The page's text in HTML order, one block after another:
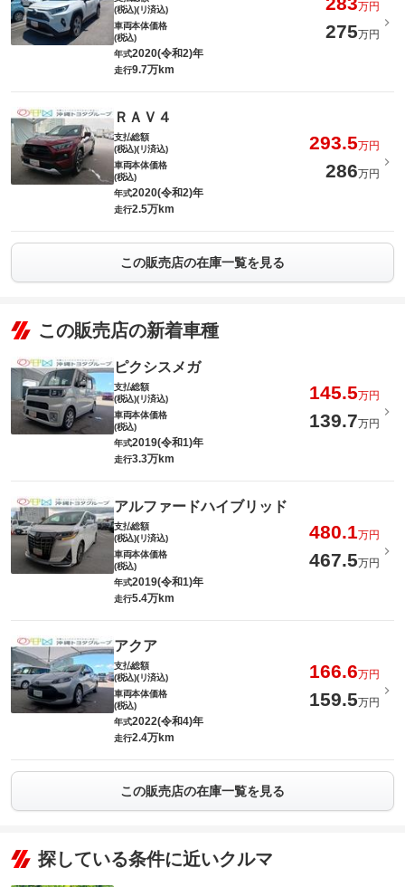
(税込)(リ済込)
万円
車両本体価格
(税込)
275万円
年式2020(令和2)年
走行9.7万km
ＲＡＶ４
支払総額
(税込)(リ済込)
293.5万円
車両本体価格
(税込)
286万円
年式2020(令和2)年
走行2.5万km
この販売店の在庫一覧を見る
この販売店の新着車種
ピクシスメガ
支払総額
(税込)(リ済込)
145.5万円
車両本体価格
(税込)
139.7万円
年式2019(令和1)年
走行3.3万km
アルファードハイブリッド
支払総額
(税込)(リ済込)
480.1万円
車両本体価格
(税込)
467.5万円
年式2019(令和1)年
走行5.4万km
アクア
支払総額
(税込)(リ済込)
166.6万円
車両本体価格
(税込)
159.5万円
年式2022(令和4)年
走行2.4万km
この販売店の在庫一覧を見る
探している条件に近いクルマ